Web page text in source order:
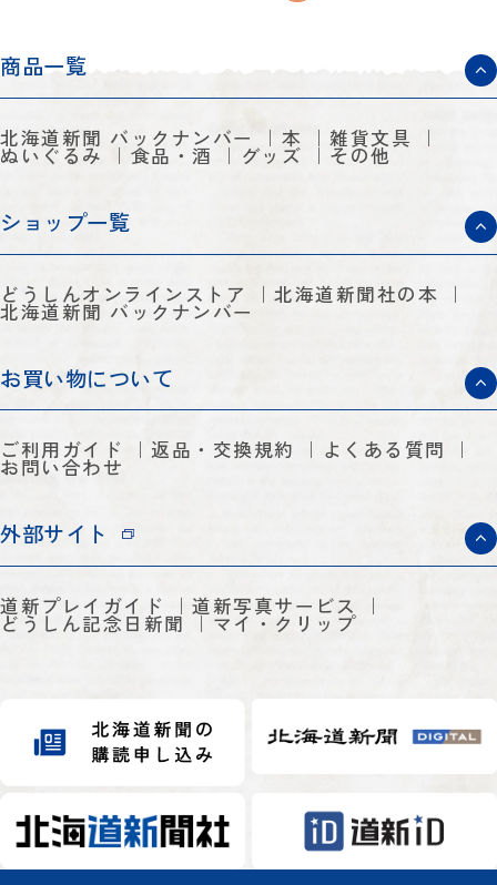
商品一覧
北海道新聞 バックナンバー 本 雑貨文具
ぬいぐるみ 食品・酒 グッズ その他
ショップ一覧
どうしんオンラインストア 北海道新聞社の本
北海道新聞 バックナンバー
お買い物について
ご利用ガイド 返品・交換規約 よくある質問
お問い合わせ
外部サイト
道新プレイガイド 道新写真サービス
どうしん記念日新聞 マイ・クリップ